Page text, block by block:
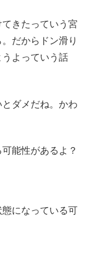
てきたっていう宮
だからドン滑り
よっていう話
とダメだね。かわ
能性があるよ？
態になっている可